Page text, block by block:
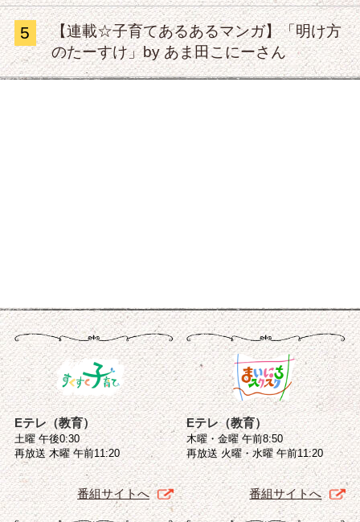
5
【連載☆子育てあるあるマンガ】「明け方
のたーすけ」by あま田こにーさん
Eテレ（教育）
土曜 午後0:30
再放送 木曜 午前11:20
番組サイトへ
Eテレ（教育）
木曜・金曜 午前8:50
再放送 火曜・水曜 午前11:20
番組サイトへ